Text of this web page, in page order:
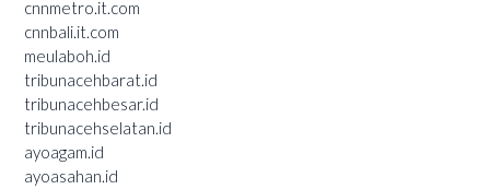
cnnmetro.it.com
cnnbali.it.com
meulaboh.id
tribunacehbarat.id
tribunacehbesar.id
tribunacehselatan.id
ayoagam.id
ayoasahan.id